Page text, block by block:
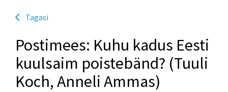
Tagasi
Postimees: Kuhu kadus Eesti
kuulsaim poistebänd? (Tuuli
Koch, Anneli Ammas)